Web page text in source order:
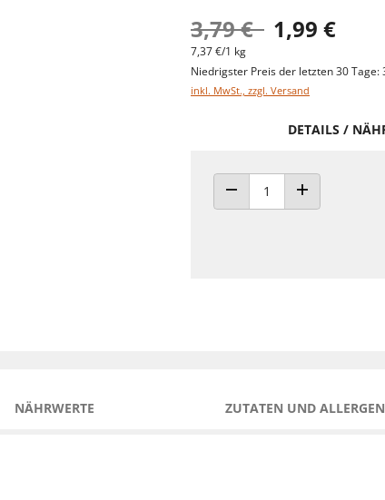
3,79 € 1,99 €
7,37 €/1 kg
Niedrigster Preis der letzten 30 Tage:
inkl. MwSt., zzgl. Versand
DETAILS /
ANZAHL VERRINGERN
ANZAHL
NÄHRWERTE ZUTATEN UND